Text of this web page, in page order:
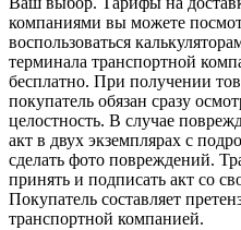
компаниями вы можете
воспользоваться
терминала транспортной
бесплатно. При получении
покупатель обязан сразу
целостность. В случае
акт в двух экземплярах с
сделать фото повреждений.
принять и подписать акт со
Покупатель составляет
транспортной компанией.